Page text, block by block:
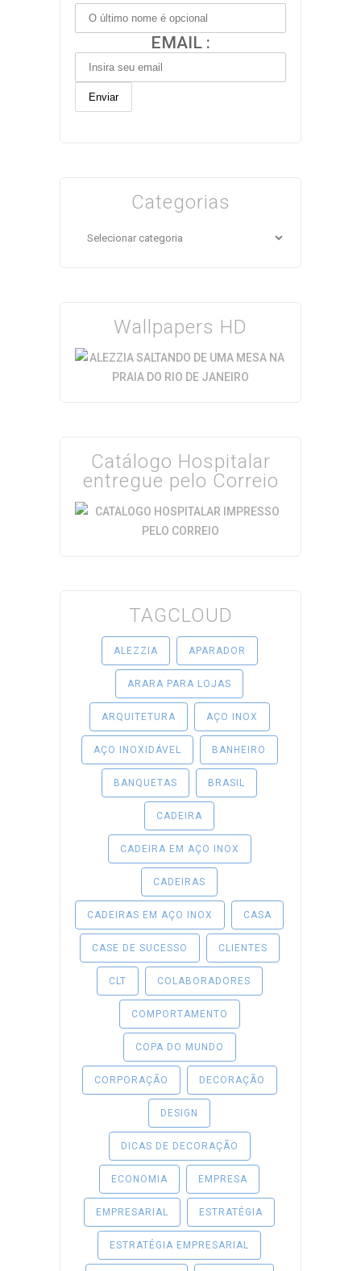
EMAIL :
Categorias
Categorias
Wallpapers HD
Catálogo Hospitalar
entregue pelo Correio
TAGCLOUD
ALEZZIA APARADOR
ARARA PARA LOJAS
ARQUITETURA AÇO INOX
AÇO INOXIDÁVEL BANHEIRO
BANQUETAS BRASIL
CADEIRA
CADEIRA EM AÇO INOX
CADEIRAS
CADEIRAS EM AÇO INOX CASA
CASE DE SUCESSO CLIENTES
CLT COLABORADORES
COMPORTAMENTO
COPA DO MUNDO
CORPORAÇÃO DECORAÇÃO
DESIGN
DICAS DE DECORAÇÃO
ECONOMIA EMPRESA
EMPRESARIAL ESTRATÉGIA
ESTRATÉGIA EMPRESARIAL